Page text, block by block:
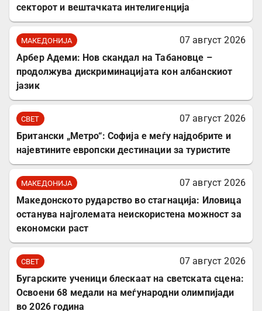
секторот и вештачката интелигенција
МАКЕДОНИЈА
07 август 2026
Арбер Адеми: Нов скандал на Табановце –
продолжува дискриминацијата кон албанскиот
јазик
СВЕТ
07 август 2026
Британски „Метро“: Софија е меѓу најдобрите и
најевтините европски дестинации за туристите
МАКЕДОНИЈА
07 август 2026
Македонското рударство во стагнација: Иловица
останува најголемата неискористена можност за
економски раст
СВЕТ
07 август 2026
Бугарските ученици блескаат на светската сцена:
Освоени 68 медали на меѓународни олимпијади
во 2026 година